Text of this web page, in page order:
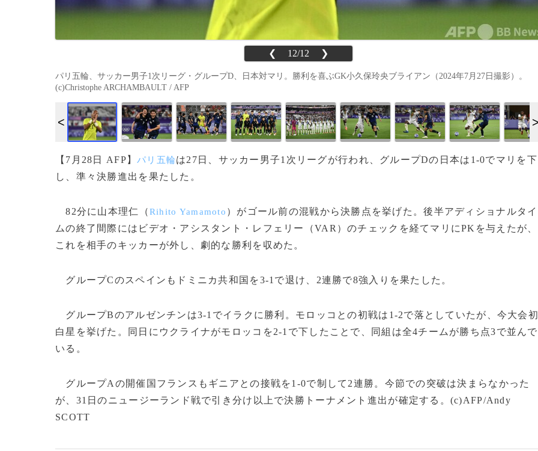
❮ 12/12 ❯
パリ五輪、サッカー男子1次リーグ・グループD、日本対マリ。勝利を喜ぶGK小久保玲央ブライアン（2024年7月27日撮影）。
(c)Christophe ARCHAMBAULT / AFP
【7月28日 AFP】パリ五輪は27日、サッカー男子1次リーグが行われ、グループDの日本は1-0でマリを下
し、準々決勝進出を果たした。
82分に山本理仁（Rihito Yamamoto ）がゴール前の混戦から決勝点を挙げた。後半アディショナルタイ
ムの終了間際にはビデオ・アシスタント・レフェリー（VAR）のチェックを経てマリにPKを与えたが、
これを相手のキッカーが外し、劇的な勝利を収めた。
グループCのスペインもドミニカ共和国を3-1で退け、2連勝で8強入りを果たした。
グループBのアルゼンチンは3-1でイラクに勝利。モロッコとの初戦は1-2で落としていたが、今大会初
白星を挙げた。同日にウクライナがモロッコを2-1で下したことで、同組は全4チームが勝ち点3で並んで
いる。
グループAの開催国フランスもギニアとの接戦を1-0で制して2連勝。今節での突破は決まらなかった
が、31日のニュージーランド戦で引き分け以上で決勝トーナメント進出が確定する。(c)AFP/Andy
SCOTT